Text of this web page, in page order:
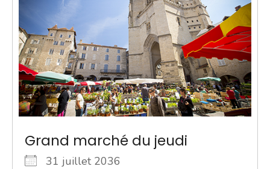
Grand marché du jeudi
31 juillet 2036